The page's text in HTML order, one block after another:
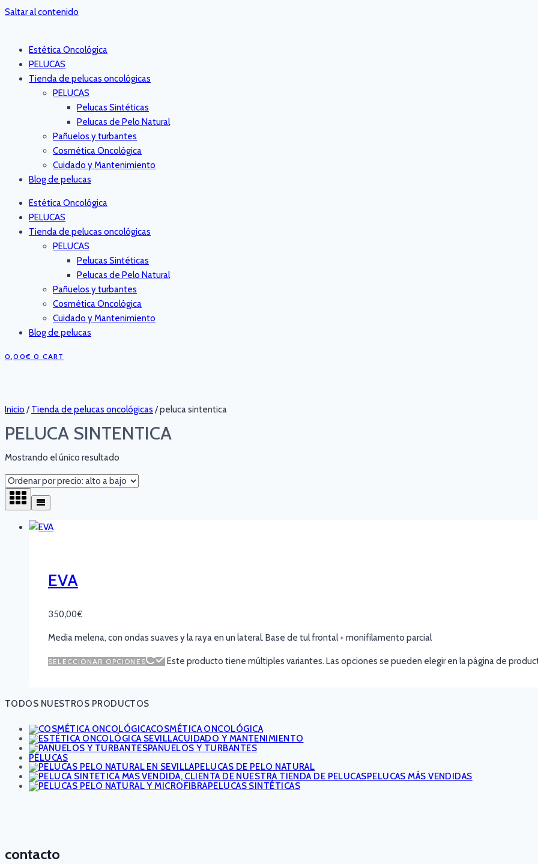
Saltar al contenido
Estética Oncológica
PELUCAS
Tienda de pelucas oncológicas
PELUCAS
Pelucas Sintéticas
Pelucas de Pelo Natural
Pañuelos y turbantes
Cosmética Oncológica
Cuidado y Mantenimiento
Blog de pelucas
Estética Oncológica
PELUCAS
Tienda de pelucas oncológicas
PELUCAS
Pelucas Sintéticas
Pelucas de Pelo Natural
Pañuelos y turbantes
Cosmética Oncológica
Cuidado y Mantenimiento
Blog de pelucas
0,00€ 0 CART
Inicio / Tienda de pelucas oncológicas /peluca sintentica
PELUCA SINTENTICA
Mostrando el único resultado
EVA
350,00€
Media melena, con ondas suaves y la raya en un lateral. Base de tul frontal + monifilamento parcial
SELECCIONAR OPCIONES Este producto tiene múltiples variantes. Las opciones se pueden elegir en la página de
TODOS NUESTROS PRODUCTOS
COSMÉTICA ONCOLÓGICA
CUIDADO Y MANTENIMIENTO
PAÑUELOS Y TURBANTES
PELUCAS
PELUCAS DE PELO NATURAL
PELUCAS MÁS VENDIDAS
PELUCAS SINTÉTICAS
contacto